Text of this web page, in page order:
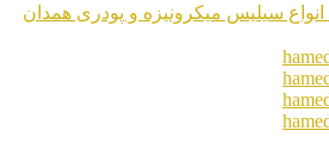
سیلیس میکرونیزه و پودری همدان